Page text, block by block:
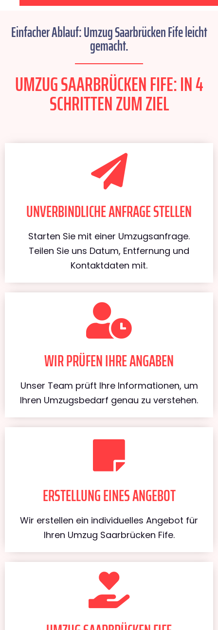
Einfacher Ablauf: Umzug Saarbrücken Fife leicht
gemacht.
UMZUG SAARBRÜCKEN FIFE: IN 4
SCHRITTEN ZUM ZIEL
UNVERBINDLICHE ANFRAGE STELLEN
Starten Sie mit einer Umzugsanfrage.
Teilen Sie uns Datum, Entfernung und
Kontaktdaten mit.
WIR PRÜFEN IHRE ANGABEN
Unser Team prüft Ihre Informationen, um
Ihren Umzugsbedarf genau zu verstehen.
ERSTELLUNG EINES ANGEBOT
Wir erstellen ein individuelles Angebot für
Ihren Umzug Saarbrücken Fife.